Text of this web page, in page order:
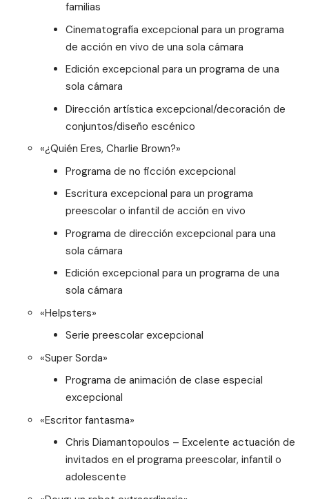
familias
Cinematografía excepcional para un programa
de acción en vivo de una sola cámara
Edición excepcional para un programa de una
sola cámara
Dirección artística excepcional/decoración de
conjuntos/diseño escénico
«¿Quién Eres, Charlie Brown?»
Programa de no ficción excepcional
Escritura excepcional para un programa
preescolar o infantil de acción en vivo
Programa de dirección excepcional para una
sola cámara
Edición excepcional para un programa de una
sola cámara
«Helpsters»
Serie preescolar excepcional
«Super Sorda»
Programa de animación de clase especial
excepcional
«Escritor fantasma»
Chris Diamantopoulos – Excelente actuación de
invitados en el programa preescolar, infantil o
adolescente